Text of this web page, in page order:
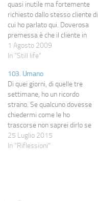
quasi inutile ma fortemente
richiesto dallo stesso cliente di
cui ho parlato qui. Doverosa
premessa è che il cliente in
questione, dopo ciò che ho
raccontato in quel post, è
cui mi diceva che gli sembrava
io fossi…
1 Agosto 2009
In "Still life"
103. Umano
Di quei giorni, di quelle tre
settimane, ho un ricordo
strano. Se qualcuno dovesse
chiedermi come le ho
trascorse non saprei dirlo se
non in termini generici: ricordo
male l'insieme, ricordo
25 Luglio 2015
In "Riflessioni"